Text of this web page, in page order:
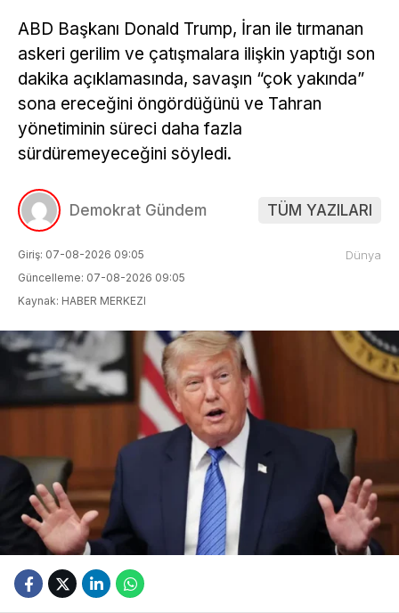
ABD Başkanı Donald Trump, İran ile tırmanan
askeri gerilim ve çatışmalara ilişkin yaptığı son
dakika açıklamasında, savaşın “çok yakında”
sona ereceğini öngördüğünü ve Tahran
yönetiminin süreci daha fazla
sürdüremeyeceğini söyledi.
Demokrat Gündem TÜM YAZILARI
Giriş: 07-08-2026 09:05
Güncelleme: 07-08-2026 09:05
Kaynak: HABER MERKEZI
Dünya